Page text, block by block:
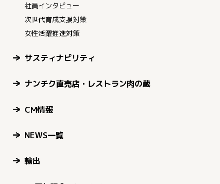
社員インタビュー
次世代育成支援対策
女性活躍推進対策
サスティナビリティ
ナンチク直売店・レストラン肉の蔵
CM情報
NEWS一覧
輸出